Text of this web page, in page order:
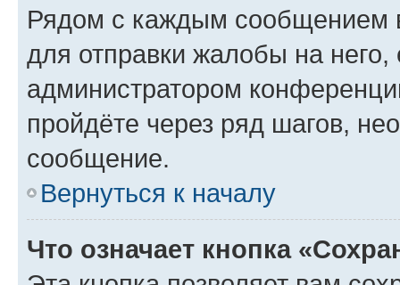
Рядом с каждым сообщением
для отправки жалобы на
администратором
пройдёте через ряд шагов,
сообщение.
Вернуться к началу
Что означает кнопка